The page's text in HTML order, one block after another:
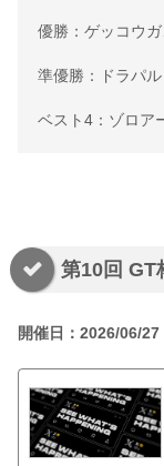
優勝：ゲッコウ
準優勝：ドラパ
ベスト4：ゾロア
第10回 GT
開催日：2026/06/